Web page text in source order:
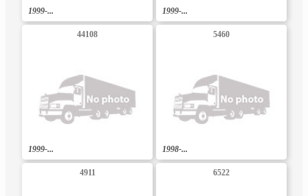
1999-... 1999-...
44108
1999-...
5460
1998-...
4911 6522